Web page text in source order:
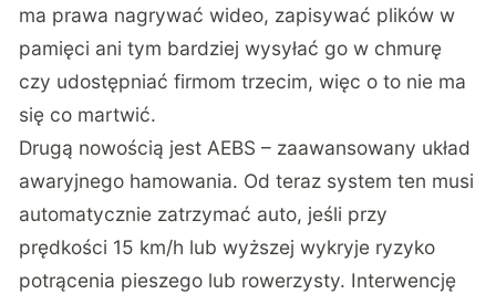
ma prawa nagrywać wideo, zapisywać plików w
pamięci ani tym bardziej wysyłać go w chmurę
czy udostępniać firmom trzecim, więc o to nie ma
się co martwić.
Drugą nowością jest AEBS – zaawansowany układ
awaryjnego hamowania. Od teraz system ten musi
automatycznie zatrzymać auto, jeśli przy
prędkości 15 km/h lub wyższej wykryje ryzyko
potrącenia pieszego lub rowerzysty. Interwencję